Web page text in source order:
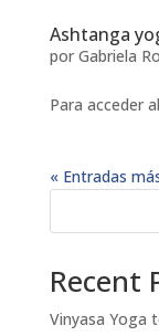
Ashtanga
por Gabriela
Para acceder
« Entradas
Recent
Vinyasa Yoga